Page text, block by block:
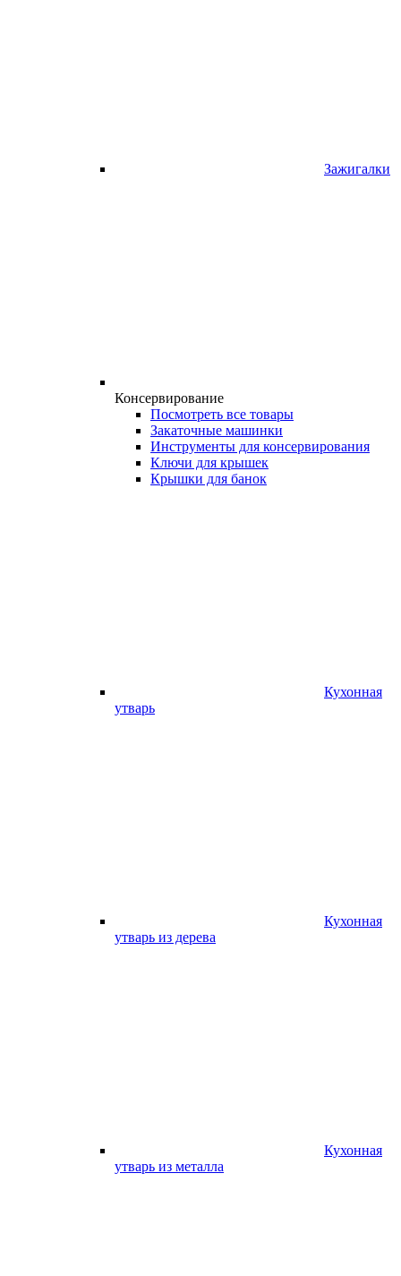
Зажигалки
Консервирование
Посмотреть все товары
Закаточные машинки
Инструменты для консервирования
Ключи для крышек
Крышки для банок
Кухонная
утварь
Кухонная
утварь из дерева
Кухонная
утварь из металла